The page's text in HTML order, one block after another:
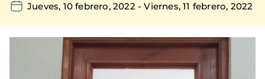
Jueves, 10 febrero, 2022-Viernes, 11 febrero, 2022